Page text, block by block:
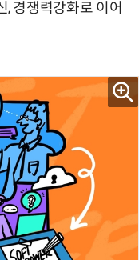
, 경쟁력강화로 이어